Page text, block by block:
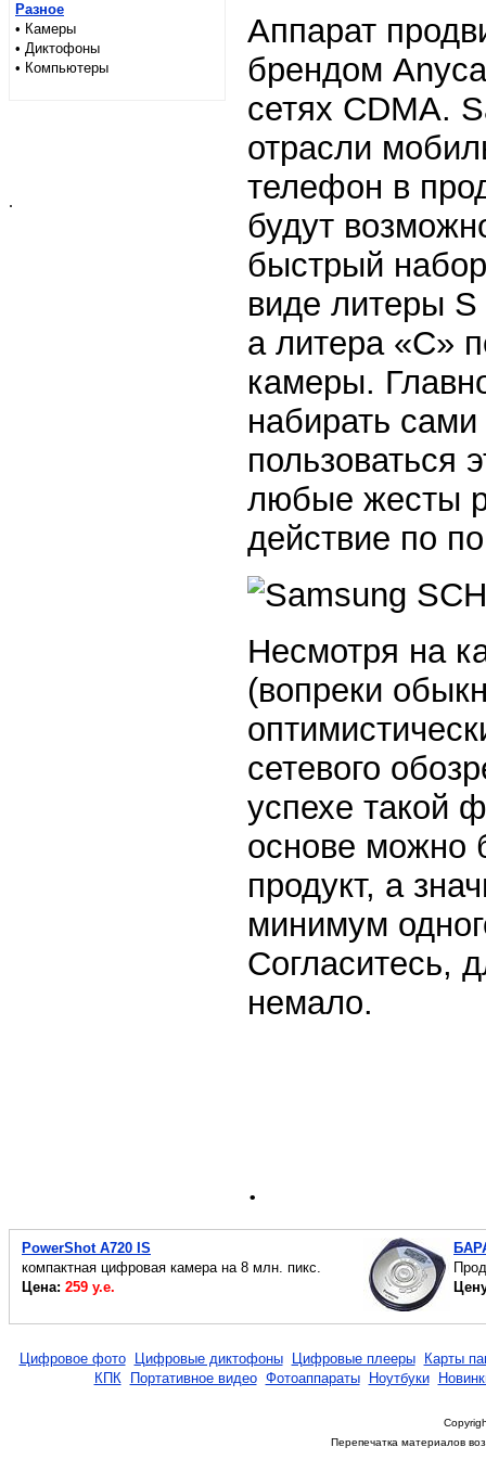
Разное
• Камеры
• Диктофоны
• Компьютеры
.
Аппарат
брендом
сетях CDMA.
отрасли
телефон в
будут
быстрый
виде литеры
а литера «С»
камеры.
набирать
пользоваться
любые жесты
действие по
Несмотря на
(вопреки
сетевого
успехе такой
основе можно
продукт, а
минимум
Согласитесь,
немало.
.
PowerShot A720 IS
компактная цифровая камера на 8 млн. пикс.
Цена: 259 у.е.
Цифровое фото Цифровые диктофоны Цифровые плееры
Карты
КПК
Портативное видео Фотоаппараты Ноутбуки
Перепечатка материалов